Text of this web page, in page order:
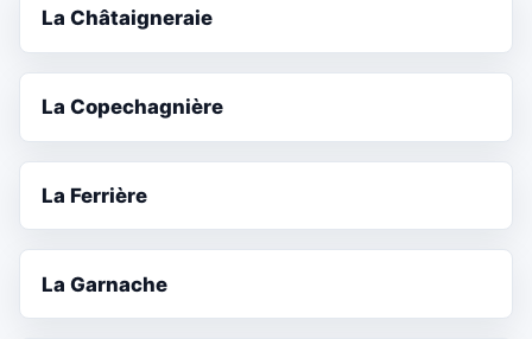
La Châtaigneraie
La Copechagnière
La Ferrière
La Garnache